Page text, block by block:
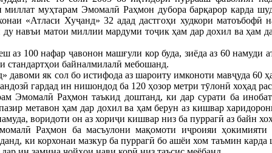
муҳтарам Эмомалӣ Раҳмон дубора барқарор карда
«Атласи Хуҷанд» 32 адад дастгоҳи худкори матоъбофӣ
ду навъи матои миллии мардуми тоҷик ҳам дар дохил ва ҳам
аз 100 нафар ҷавонон машғули кор буда, зиёда аз 60 намуди
стандартҳои байналмилалӣ мебошанд.
давоми як сол бо истифода аз шароиту имконоти мавҷуда 60
гардад ин нишондод ба 120 ҳозор метри тӯлонӣ хоҳад
Эмомалӣ Раҳмон таъкид доштанд, ки дар сурати ба
метавон ҳам дар дохил ва ҳам берун аз кишвар
воридоти он аз хориҷи кишвар низ ба пуррагӣ аз байн
Раҳмон ба масъулони мақомоти иҷроияи ҳокимияти
ки корхонаи мазкур ба пуррагӣ бо ашёи хом таъмин карда